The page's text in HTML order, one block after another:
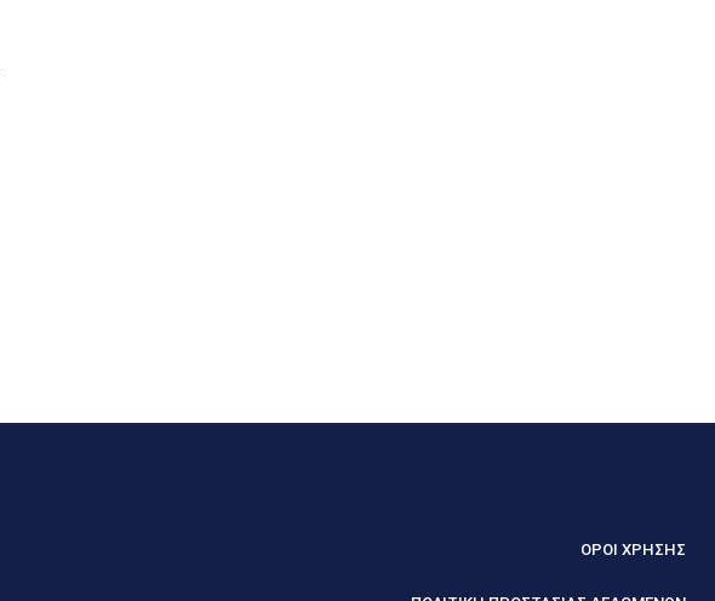
ΟΡΟΙ ΧΡΗΣΗΣ